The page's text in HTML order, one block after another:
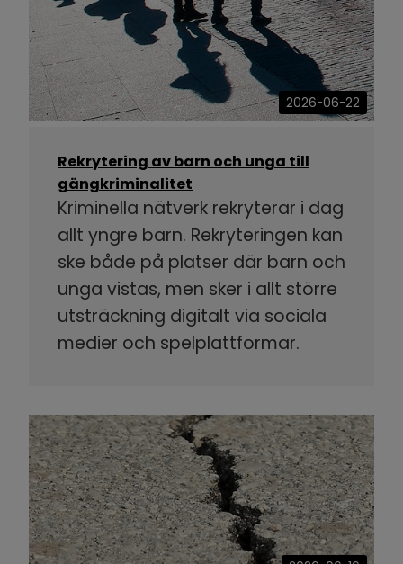
2026-06-22
Rekrytering av barn och unga till
gängkriminalitet
Kriminella nätverk rekryterar i dag
allt yngre barn. Rekryteringen kan
ske både på platser där barn och
unga vistas, men sker i allt större
utsträckning digitalt via sociala
medier och spelplattformar.